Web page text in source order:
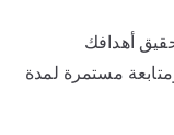
أهدافك
مستمرة لمدة